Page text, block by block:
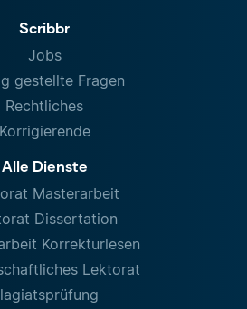
Scribbr
Jobs
gestellte Fragen
Rechtliches
Korrigierende
Alle Dienste
Masterarbeit
Dissertation
Korrekturlesen
Lektorat